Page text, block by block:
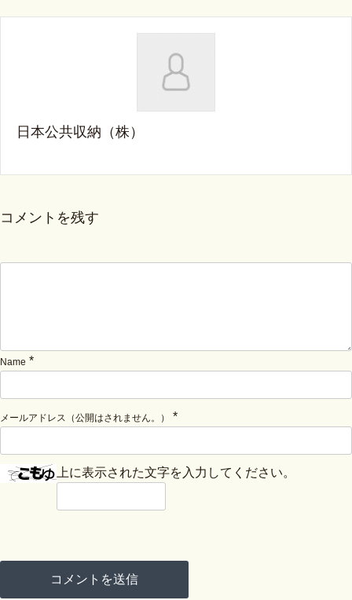
日本公共収納（株）
コメントを残す
Name *
メールアドレス（公開はされません。） *
上に表示された文字を入力してください。